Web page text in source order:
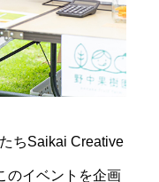
ちSaikai Creative
のイベントを企画